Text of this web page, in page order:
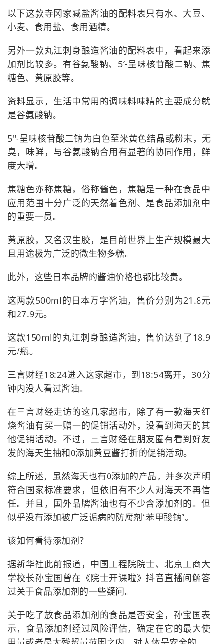
以下这款寺冈家减盐酱油的配料表只有水、大豆、
小麦、食用盐、食用酒精。
另外一款丸江刺身酿造酱油的配料表中，看起来添
加剂比较多。有谷氨酸钠、5’-呈味核苷酸二钠、焦
糖色、黄原胶等。
资料显示，生活中常用的调味料味精的主要成分就
是谷氨酸钠。
5"-呈味核苷酸二钠为白色至米黄色结晶或粉末，无
臭，味鲜，与谷氨酸钠合用有显著的协同作用，鲜
度大增。
焦糖色亦称焦糖，俗称酱色，焦糖是一种在食品中
应用范围十分广泛的天然着色剂、是食品添加剂中
的重要一员。
黄原胶，又名汉生胶，是目前世界上生产规模最大
且用途极为广泛的微生物多糖。
此外，这些日本品牌的酱油价格也都比较贵。
这两款500ml的日本万字酱油，售价分别为21.8元
和27.9元。
这款150ml的丸江刺身酿造酱油，售价达到了18.9
元/瓶。
三言财经18:24进入这家超市，到18:54离开，30分
钟内没人看过酱油。
在三言财经走访的这几家超市，除了有一款海天红
烧酱油有买一赠一的促销活动外，没看到海天的其
他促销活动。不过，三言财经在朋友圈有看到好友
发的海天生抽和0添加黄豆酱打折的促销活动。
综上所述，虽然海天也有0添加的产品，并多次声明
符合国家标准要求，但依旧有不少人对海天不再信
任。并且，国外品牌酱油也有不少含添加剂的。但
似乎没有添加被广泛诟病的防腐剂“苯甲酸钠”。
该如何看待添加剂？
据新华社此前报道，中国工程院院士、北京工商大
学校长孙宝国曾在《院士开课啦》抖音直播间解答
过关于食品添加剂的一些疑问。
关于吃了放食品添加剂的食品是否安全，孙宝国表
示，食品添加剂经过风险评估，确定在它的最大使